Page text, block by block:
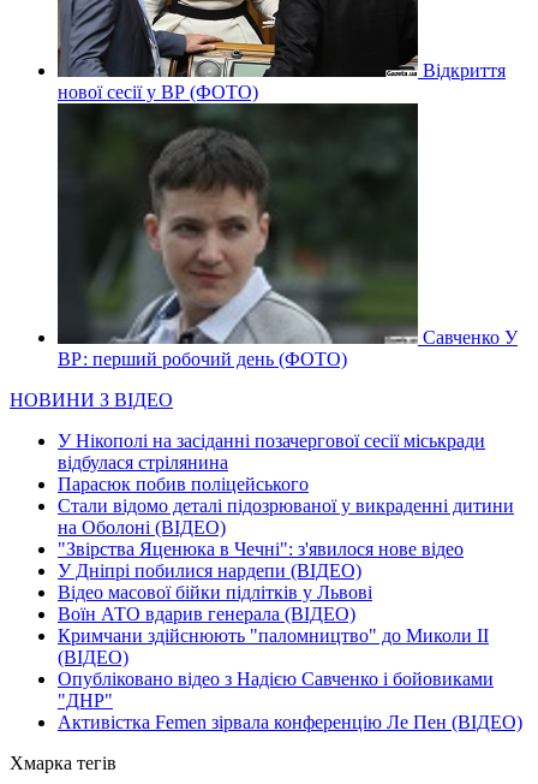
Відкриття
нової сесії у ВР (ФОТО)
Савченко У
ВР: перший робочий день (ФОТО)
НОВИНИ З ВІДЕО
У Нікополі на засіданні позачергової сесії міськради
відбулася стрілянина
Парасюк побив поліцейського
Стали відомо деталі підозрюваної у викраденні дитини
на Оболоні (ВІДЕО)
"Звірства Яценюка в Чечні": з'явилося нове відео
У Дніпрі побилися нардепи (ВІДЕО)
Відео масової бійки підлітків у Львові
Воїн АТО вдарив генерала (ВІДЕО)
Кримчани здійснюють "паломництво" до Миколи ІІ
(ВІДЕО)
Опубліковано відео з Надією Савченко і бойовиками
"ДНР"
Активістка Femen зірвала конференцію Ле Пен (ВІДЕО)
Хмарка тегів